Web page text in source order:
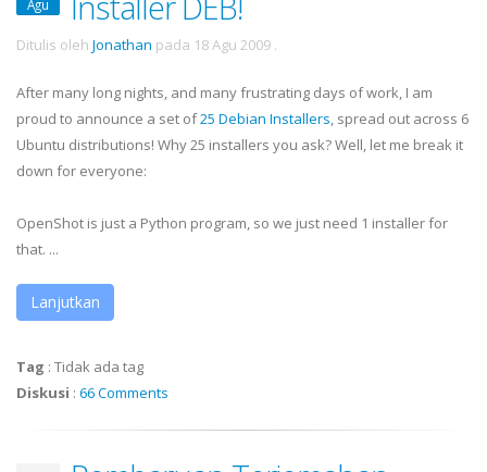
Agu
Ditulis oleh Jonathan pada 18 Agu 2009 .
After many long nights, and many frustrating days of work, I am
proud to announce a set of25 Debian Installers, spread out across 6
Ubuntu distributions! Why 25 installers you ask? Well, let me break it
down for everyone:
OpenShot is just a Python program, so we just need 1 installer for
that. ...
Lanjutkan
Tag : Tidak ada tag
Diskusi : 66 Comments